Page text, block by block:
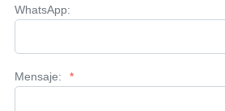
WhatsApp:
Mensaje: *